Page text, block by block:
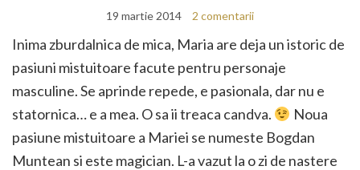
19 martie 2014 2 comentarii
Inima zburdalnica de mica, Maria are deja un istoric de
pasiuni mistuitoare facute pentru personaje
masculine. Se aprinde repede, e pasionala, dar nu e
statornica… e a mea. O sa ii treaca candva.
Noua
pasiune mistuitoare a Mariei se numeste Bogdan
Muntean si este magician. L-a vazut la o zi de nastere